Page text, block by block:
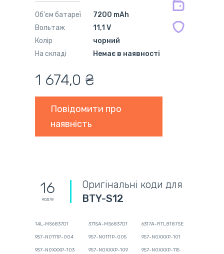
Об'єм батареї
7200 mAh
Вольтаж
11,1 V
Колір
чорний
На складі
Немає в наявності
1 674,0 ₴
Повідомити про
наявність
16
кодів
Оригінальні коди для
BTY-S12
14L-MS6837D1 3715A-MS6837D1 6317A-RTL8187SE
957-N0111P-004 957-N0111P-005 957-N0XXXP-101
957-N0XXXP-103 957-N0XXXP-109 957-N0XXXP-115